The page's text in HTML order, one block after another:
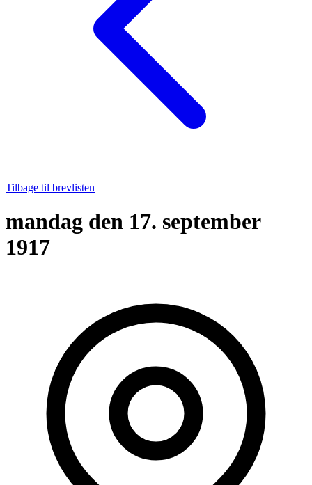
Tilbage til brevlisten
mandag den 17. september
1917